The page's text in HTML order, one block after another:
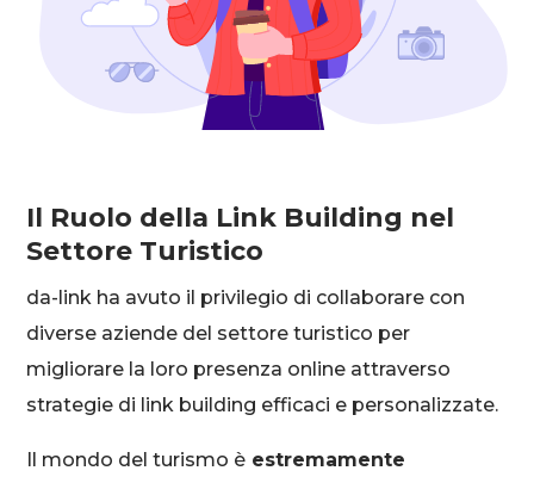
Il Ruolo della Link Building nel
Settore Turistico
da-link ha avuto il privilegio di collaborare con
diverse aziende del settore turistico per
migliorare la loro presenza online attraverso
strategie di link building efficaci e personalizzate.
Il mondo del turismo è estremamente